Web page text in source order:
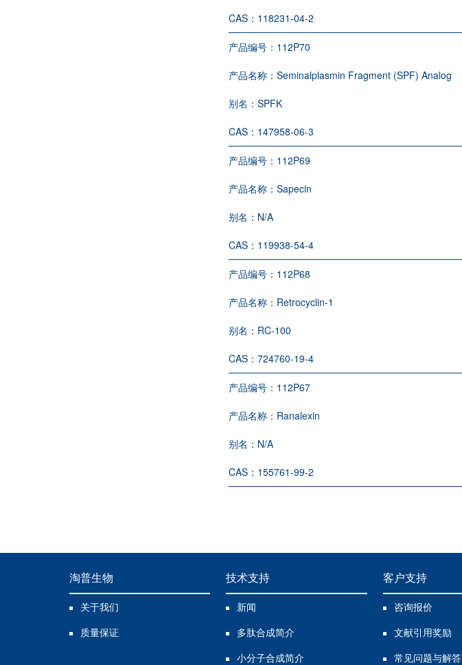
CAS： 118231-04-2
产品编号： 112P70
产品名称：Seminalplasmin Fragment (SPF) Analog
别名：SPFK
CAS： 147958-06-3
产品编号： 112P69
产品名称：Sapecin
别名： N/A
CAS： 119938-54-4
产品编号： 112P68
产品名称： Retrocyclin-1
别名： RC-100
CAS：724760-19-4
产品编号： 112P67
产品名称： Ranalexin
别名： N/A
CAS： 155761-99-2
淘普生物
关于我们
质量保证
技术支持
新闻
多肽合成简介
小分子合成简介
客户支持
咨询报价
文献引用奖励
常见问题与解答